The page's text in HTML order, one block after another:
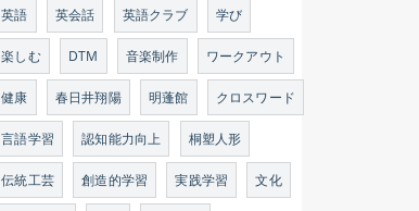
英語 英会話 英語クラブ 学び
楽しむ DTM 音楽制作 ワークアウト
健康 春日井翔陽 明蓬館 クロスワード
言語学習 認知能力向上 桐塑人形
伝統工芸 創造的学習 実践学習 文化